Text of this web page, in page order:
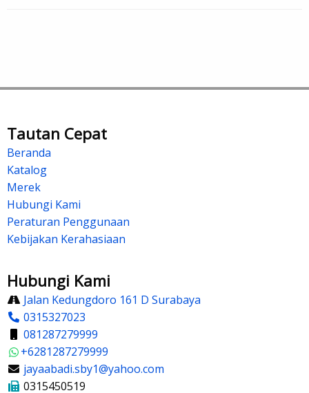
Tautan Cepat
Beranda
Katalog
Merek
Hubungi Kami
Peraturan Penggunaan
Kebijakan Kerahasiaan
Hubungi Kami
Jalan Kedungdoro 161 D Surabaya
0315327023
081287279999
+6281287279999
jayaabadi.sby1@yahoo.com
0315450519